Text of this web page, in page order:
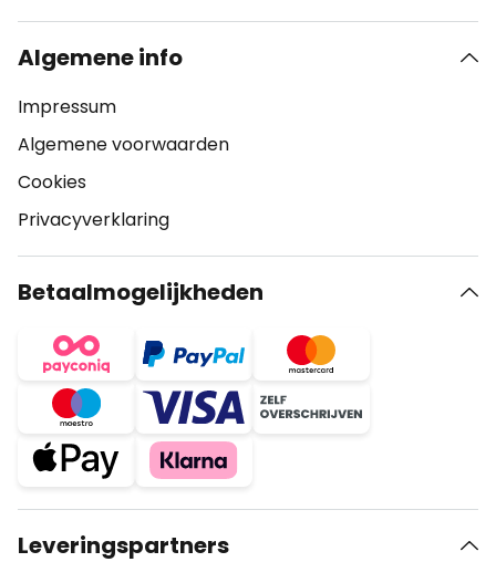
Algemene info
Impressum
Algemene voorwaarden
Cookies
Privacyverklaring
Betaalmogelijkheden
Leveringspartners